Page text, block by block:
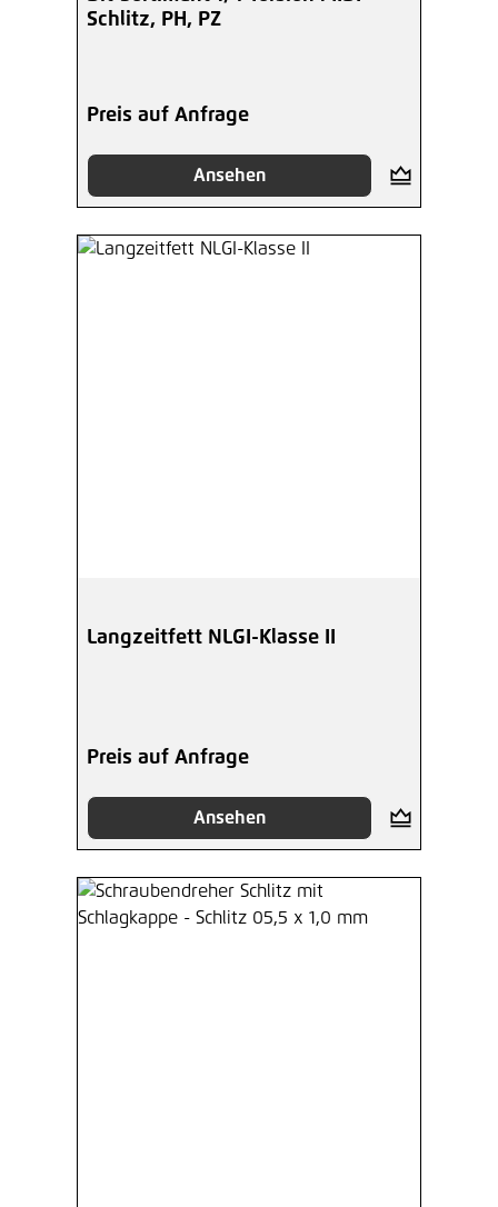
Schlitz, PH, PZ
Preis auf Anfrage
Ansehen
Langzeitfett NLGI-Klasse II
Preis auf Anfrage
Ansehen